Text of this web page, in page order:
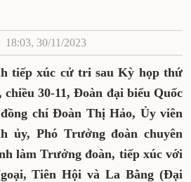
18:03, 30/11/2023
tiếp xúc cử tri sau Kỳ họp thứ
30-11, Đoàn đại biểu Quốc
chí Đoàn Thị Hảo, Ủy viên
ủy, Phó Trưởng đoàn chuyên
làm Trưởng đoàn, tiếp xúc với
Tiên Hội và La Bằng (Đại